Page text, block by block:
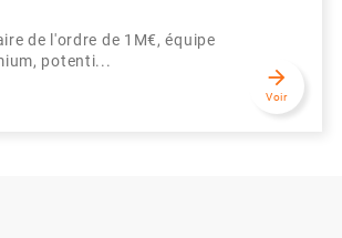
de l'ordre de 1M€, équipe
potenti...
arrow_forward
Voir